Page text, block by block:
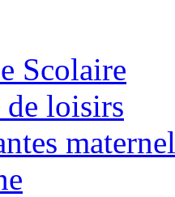
Scolaire
de loisirs